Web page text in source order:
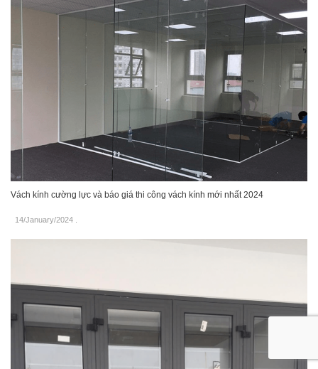
Vách kính cường lực và báo giá thi công vách kính mới nhất 2024
14/January/2024